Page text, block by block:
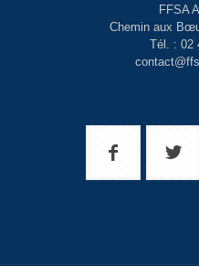
FFSA
Chemin aux
Tél. : 02